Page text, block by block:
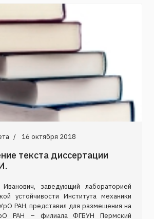
16 октября 2018
текста диссертации
заведующий лабораторией
устойчивости Института механики
РАН, представил для размещения на
РАН – филиала ФГБУН Пермский